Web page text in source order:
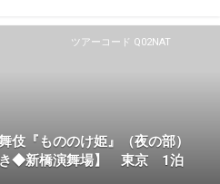
ツアーコード Q02NAT
伎『もののけ姫』（夜の部）
き◆新橋演舞場】 東京 1泊